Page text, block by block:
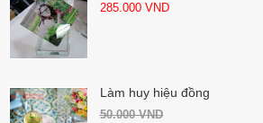
285.000 VND
Làm huy hiệu đồng
50.000VND